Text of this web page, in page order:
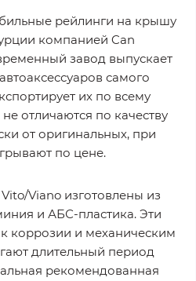
рейлинги на крышу
компанией Can
завод выпускает
самого
их по всему
отличаются по качеству
от оригинальных, при
по цене.
Viano изготовлены из
и АБС-пластика. Эти
коррозии и механическим
длительный период
рекомендованная